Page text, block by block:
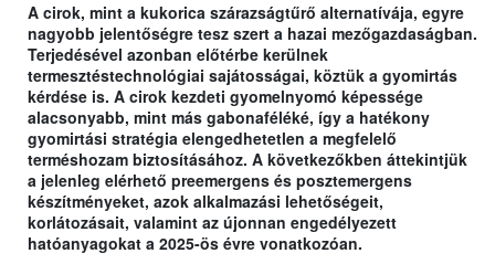
A cirok, mint a kukorica szárazságtűrő alternatívája, egyre
nagyobb jelentőségre tesz szert a hazai mezőgazdaságban.
Terjedésével azonban előtérbe kerülnek
termesztéstechnológiai sajátosságai, köztük a gyomirtás
kérdése is. A cirok kezdeti gyomelnyomó képessége
alacsonyabb, mint más gabonaféléké, így a hatékony
gyomirtási stratégia elengedhetetlen a megfelelő
terméshozam biztosításához. A következőkben áttekintjük
a jelenleg elérhető preemergens és posztemergens
készítményeket, azok alkalmazási lehetőségeit,
korlátozásait, valamint az újonnan engedélyezett
hatóanyagokat a 2025-ös évre vonatkozóan.